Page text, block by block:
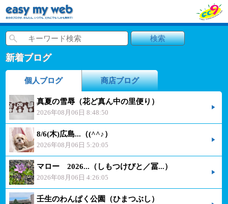
新着ブログ
個人ブログ 商店ブログ
真夏の雪辱（花ど真ん中の里便り）
2026年08月06日 8:48:50
8/6(木)広島...（(^^♪）
2026年08月06日 5:20:05
マロー 2026...（しもつけびと／冨...）
2026年08月06日 4:26:05
壬生のわんぱく公園（ひまつぶし）